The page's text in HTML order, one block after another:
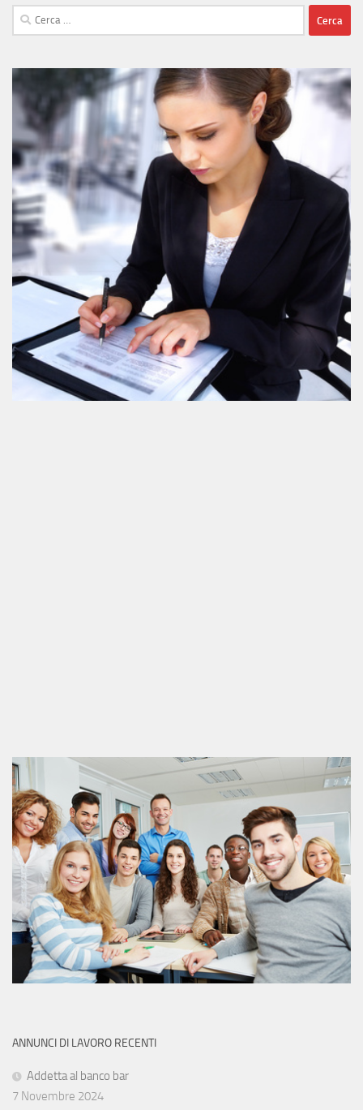
Ricerca
per:
ANNUNCI DI LAVORO RECENTI
Addetta al banco bar
7 Novembre 2024